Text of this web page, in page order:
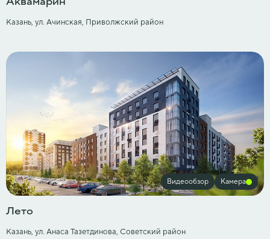
Казань, ул. Ачинская, Приволжский район
Видеообзор Камера
Лето
Казань, ул. Анаса Тазетдинова, Советский район